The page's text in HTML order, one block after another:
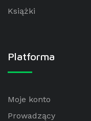
Książki
Platforma
Moje konto
Prowadzący